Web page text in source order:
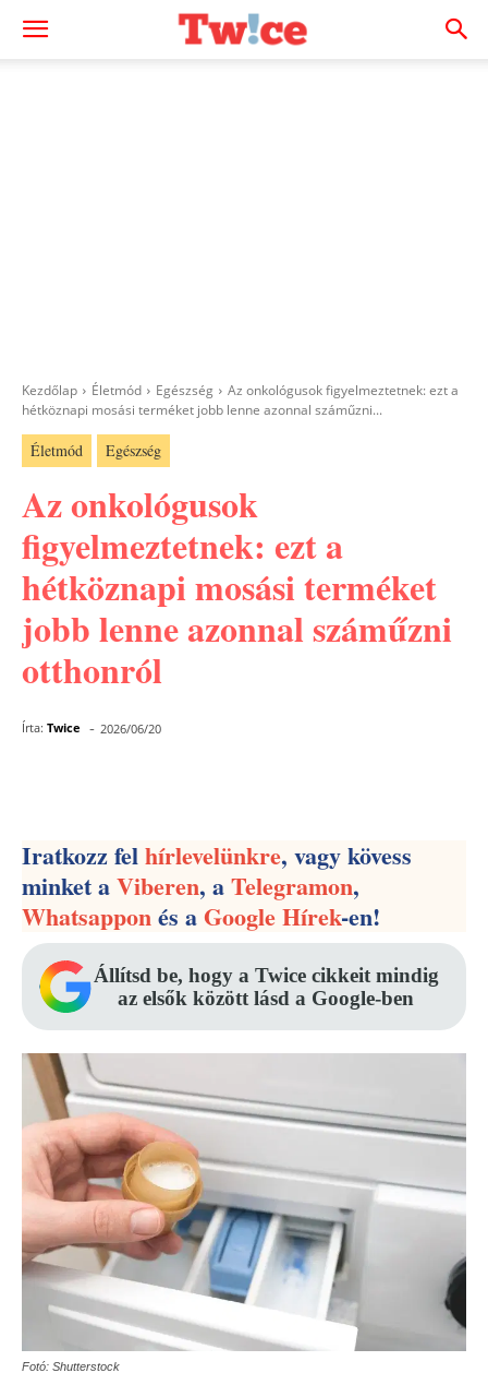
Kezdőlap Életmód Egészség
Az onkológusok figyelmeztetnek: ezt a
hétköznapi mosási terméket jobb lenne azonnal száműzni...
Életmód Egészség
Az onkológusok
figyelmeztetnek: ezt a
hétköznapi mosási terméket
jobb lenne azonnal száműzni
otthonról
Írta: Twice - 2026/06/20
Iratkozz felhírlevelünkre, vagy kövess
minket aViberen, aTelegramon,
Whatsapponés aGoogle Hírek-en!
Állítsd be, hogy a Twice cikkeit mindig
az elsők között lásd a Google-ben
Fotó: Shutterstock